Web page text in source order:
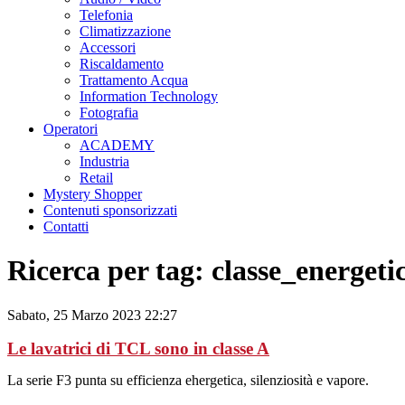
Telefonia
Climatizzazione
Accessori
Riscaldamento
Trattamento Acqua
Information Technology
Fotografia
Operatori
ACADEMY
Industria
Retail
Mystery Shopper
Contenuti sponsorizzati
Contatti
Ricerca per tag:
Sabato, 25 Marzo 2023 22:27
Le lavatrici di TCL sono in classe A
La serie F3 punta su efficienza ehergetica, silenziosità e vapore.